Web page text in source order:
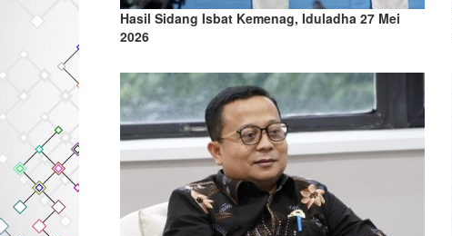
Hasil Sidang Isbat Kemenag, Iduladha 27 Mei
2026